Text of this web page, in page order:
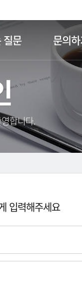
질문 문의
합니다.
입력해주세요